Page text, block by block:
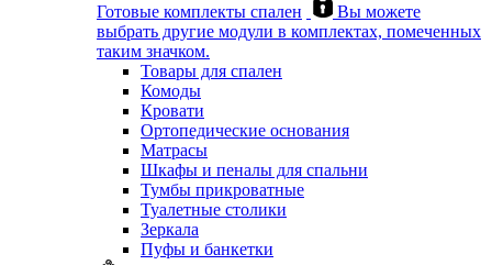
Готовые комплекты спален
Вы можете
выбрать другие модули в комплектах, помеченных
таким значком.
Товары для спален
Комоды
Кровати
Ортопедические основания
Матрасы
Шкафы и пеналы для спальни
Тумбы прикроватные
Туалетные столики
Зеркала
Пуфы и банкетки